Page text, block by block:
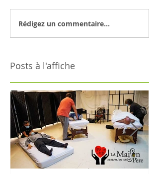
Rédigez un commentaire...
Posts à l'affiche